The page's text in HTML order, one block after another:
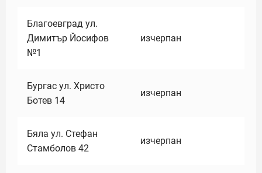
Благоевград ул.
Димитър Йосифов
№1
изчерпан
Бургас ул. Христо
Ботев 14
изчерпан
Бяла ул. Стефан
Стамболов 42
изчерпан